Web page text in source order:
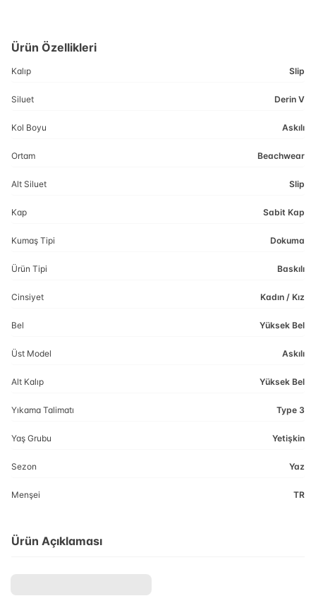
Ürün Özellikleri
Kalıp Slip
Siluet Derin V
Kol Boyu Askılı
Ortam Beachwear
Alt Siluet Slip
Kap Sabit Kap
Kumaş Tipi Dokuma
Ürün Tipi Baskılı
Cinsiyet Kadın / Kız
Bel Yüksek Bel
Üst Model Askılı
Alt Kalıp Yüksek Bel
Yıkama Talimatı Type 3
Yaş Grubu Yetişkin
Sezon Yaz
Menşei TR
Ürün Açıklaması